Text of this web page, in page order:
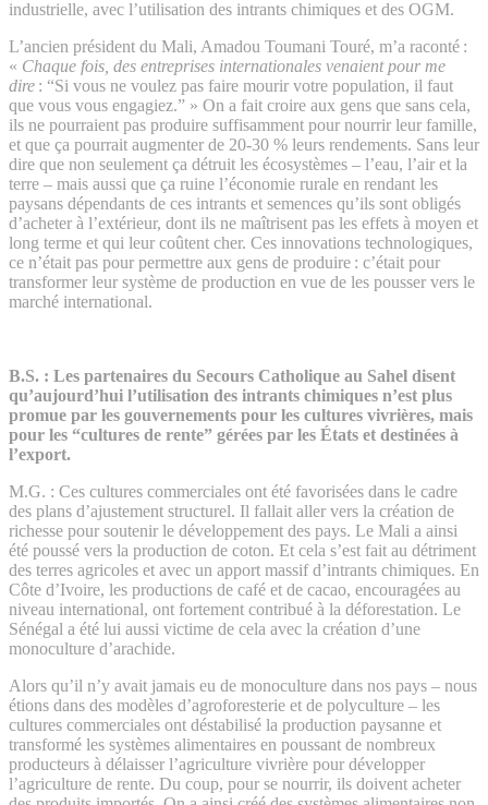
industrielle, avec l’utilisation des intrants chimiques et des OGM.
L’ancien président du Mali, Amadou Toumani Touré, m’a raconté :
« Chaque fois, des entreprises internationales venaient pour me
dire : “Si vous ne voulez pas faire mourir votre population, il faut
que vous vous engagiez.” » On a fait croire aux gens que sans cela,
ils ne pourraient pas produire suffisamment pour nourrir leur famille,
et que ça pourrait augmenter de 20-30 % leurs rendements. Sans leur
dire que non seulement ça détruit les écosystèmes – l’eau, l’air et la
terre – mais aussi que ça ruine l’économie rurale en rendant les
paysans dépendants de ces intrants et semences qu’ils sont obligés
d’acheter à l’extérieur, dont ils ne maîtrisent pas les effets à moyen et
long terme et qui leur coûtent cher. Ces innovations technologiques,
ce n’était pas pour permettre aux gens de produire : c’était pour
transformer leur système de production en vue de les pousser vers le
marché international.
B.S. : Les partenaires du Secours Catholique au Sahel disent
qu’aujourd’hui l’utilisation des intrants chimiques n’est plus
promue par les gouvernements pour les cultures vivrières, mais
pour les “cultures de rente” gérées par les États et destinées à
l’export.
M.G. : Ces cultures commerciales ont été favorisées dans le cadre
des plans d’ajustement structurel. Il fallait aller vers la création de
richesse pour soutenir le développement des pays. Le Mali a ainsi
été poussé vers la production de coton. Et cela s’est fait au détriment
des terres agricoles et avec un apport massif d’intrants chimiques. En
Côte d’Ivoire, les productions de café et de cacao, encouragées au
niveau international, ont fortement contribué à la déforestation. Le
Sénégal a été lui aussi victime de cela avec la création d’une
monoculture d’arachide.
Alors qu’il n’y avait jamais eu de monoculture dans nos pays – nous
étions dans des modèles d’agroforesterie et de polyculture – les
cultures commerciales ont déstabilisé la production paysanne et
transformé les systèmes alimentaires en poussant de nombreux
producteurs à délaisser l’agriculture vivrière pour développer
l’agriculture de rente. Du coup, pour se nourrir, ils doivent acheter